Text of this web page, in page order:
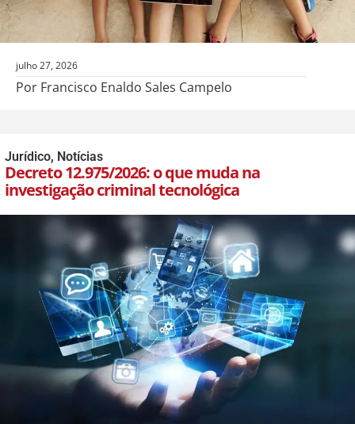
julho 27, 2026
Por Francisco Enaldo Sales Campelo
Jurídico, Notícias
Decreto 12.975/2026: o que muda na
investigação criminal tecnológica